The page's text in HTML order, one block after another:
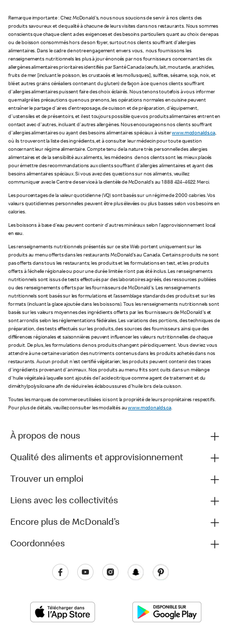
Remarque importante : Chez McDonald's, nous nous soucions de servir à nos clients des
produits savoureux et de qualité à chacune de leurs visites dans nos restaurants. Nous sommes
conscients que chaque client a des exigences et des besoins particuliers quant au choix de repas
ou de boisson consommés hors de son foyer, surtout nos clients souffrant d’allergies
alimentaires. Dans le cadre de notre engagement envers vous, nous fournissons les
renseignements nutritionnels les plus à jour énoncés par nos fournisseurs concernant les dix
allergènes alimentaires prioritaires identifiés par Santé Canada (œufs, lait, moutarde, arachides,
fruits de mer [incluant le poisson, les crustacés et les mollusques], sulfites, sésame, soja, noix, et
blé et autres grains céréaliers contenant du gluten) de façon à ce que nos clients souffrant
d'allergies alimentaires puissent faire des choix éclairés. Nous tenons toutefois à vous informer
que malgré les précautions que nous prenons, les opérations normales en cuisine peuvent
entraîner le partage d'aires d'entreposage, de cuisson et de préparation, d'équipement,
d'ustensiles et de présentoirs, et il est toujours possible que vos produits alimentaires entrent en
contact avec d'autres, incluant d'autres allergènes. Nous encourageons nos clients souffrant
d'allergies alimentaires ou ayant des besoins alimentaires spéciaux à visiterwww.mcdonalds.ca,
où ils trouveront la liste des ingrédients, et à consulter leur médecin pour toute question
concernant leur régime alimentaire. Compte tenu de la nature très personnelle des allergies
alimentaires et de la sensibilité aux aliments, les médecins de nos clients sont les mieux placés
pour émettre des recommandations aux clients souffrant d'allergies alimentaires et ayant des
besoins alimentaires spéciaux. Si vous avez des questions sur nos aliments, veuillez
communiquer avec le Centre de service à la clientèle de McDonald's au 1 888 424-4622. Merci.
Les pourcentages de la valeur quotidienne (VQ) sont basés sur un régime de 2 000 calories. Vos
valeurs quotidiennes personnelles peuvent être plus élevées ou plus basses selon vos besoins en
calories.
Les boissons à base d'eau peuvent contenir d'autres minéraux selon l’approvisionnement local
en eau.
Les renseignements nutritionnels présentés sur ce site Web portent uniquement sur les
produits au menu offerts dans les restaurants McDonald’s au Canada. Certains produits ne sont
pas offerts dans tous les restaurants; les produits et les formulations en test, et les produits
offerts à l'échelle régionale ou pour une durée limitée n'ont pas été inclus. Les renseignements
nutritionnels sont issus de tests effectués par des laboratoires agréés, des ressources publiées
ou des renseignements offerts par les fournisseurs de McDonald's. Les renseignements
nutritionnels sont basés sur les formulations et l’assemblage standards des produits et sur les
formats (incluant la glace ajoutée dans les boissons). Tous les renseignements nutritionnels sont
basés sur les valeurs moyennes des ingrédients offerts par les fournisseurs de McDonald's et
sont arrondis selon les réglementations fédérales. Les variations des portions, des techniques de
préparation, des tests effectués sur les produits, des sources des fournisseurs ainsi que des
différences régionales et saisonnières peuvent influencer les valeurs nutritionnelles de chaque
produit. De plus, les formulations de nos produits changent périodiquement. Vous devriez vous
attendre à une certaine variation des nutriments contenus dans les produits achetés dans nos
restaurants. Aucun produit n'est certifié végétarien; les produits peuvent contenir des traces
d'ingrédients provenant d'animaux. Nos produits au menu frits sont cuits dans un mélange
d'huile végétale à laquelle sont ajoutés de l'acide citrique comme agent de traitement et du
diméthylpolysiloxane afin de réduire les éclaboussures d'huile lors de la cuisson.
Toutes les marques de commerce utilisées ici sont la propriété de leurs propriétaires respectifs.
Pour plus de détails, veuillez consulter les modalités auwww.mcdonalds.ca.
À propos de nous
Qualité des aliments et approvisionnement
Trouver un emploi
Liens avec les collectivités
Encore plus de McDonald’s
Coordonnées